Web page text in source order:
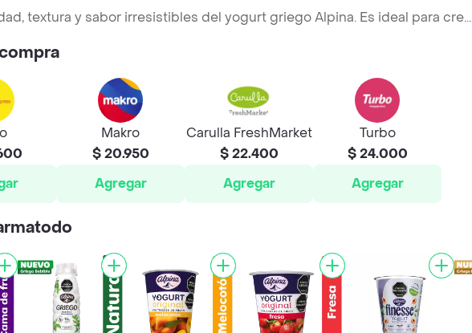
textura y sabor irresistibles del yogurt griego Alpina. Es ideal para cre...
Makro
$ 20.950
Agregar
Carulla FreshMarket
$ 22.400
Agregar
Turbo
$ 24.000
Agregar